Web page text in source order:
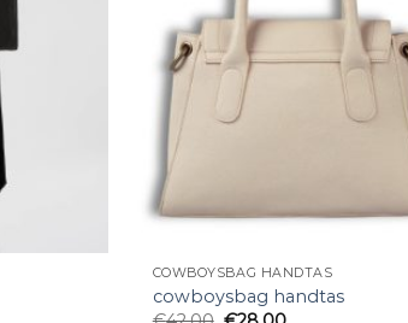
COWBOYSBAG HANDTAS
cowboysbag handtas